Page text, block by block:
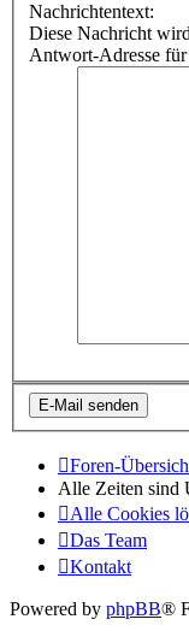
Nachrichtentext:
Diese Nachricht
Antwort-Adresse
Foren-
Alle Zeiten sind
Alle Cookies
Das Team
Kontakt
Powered by phpBB®